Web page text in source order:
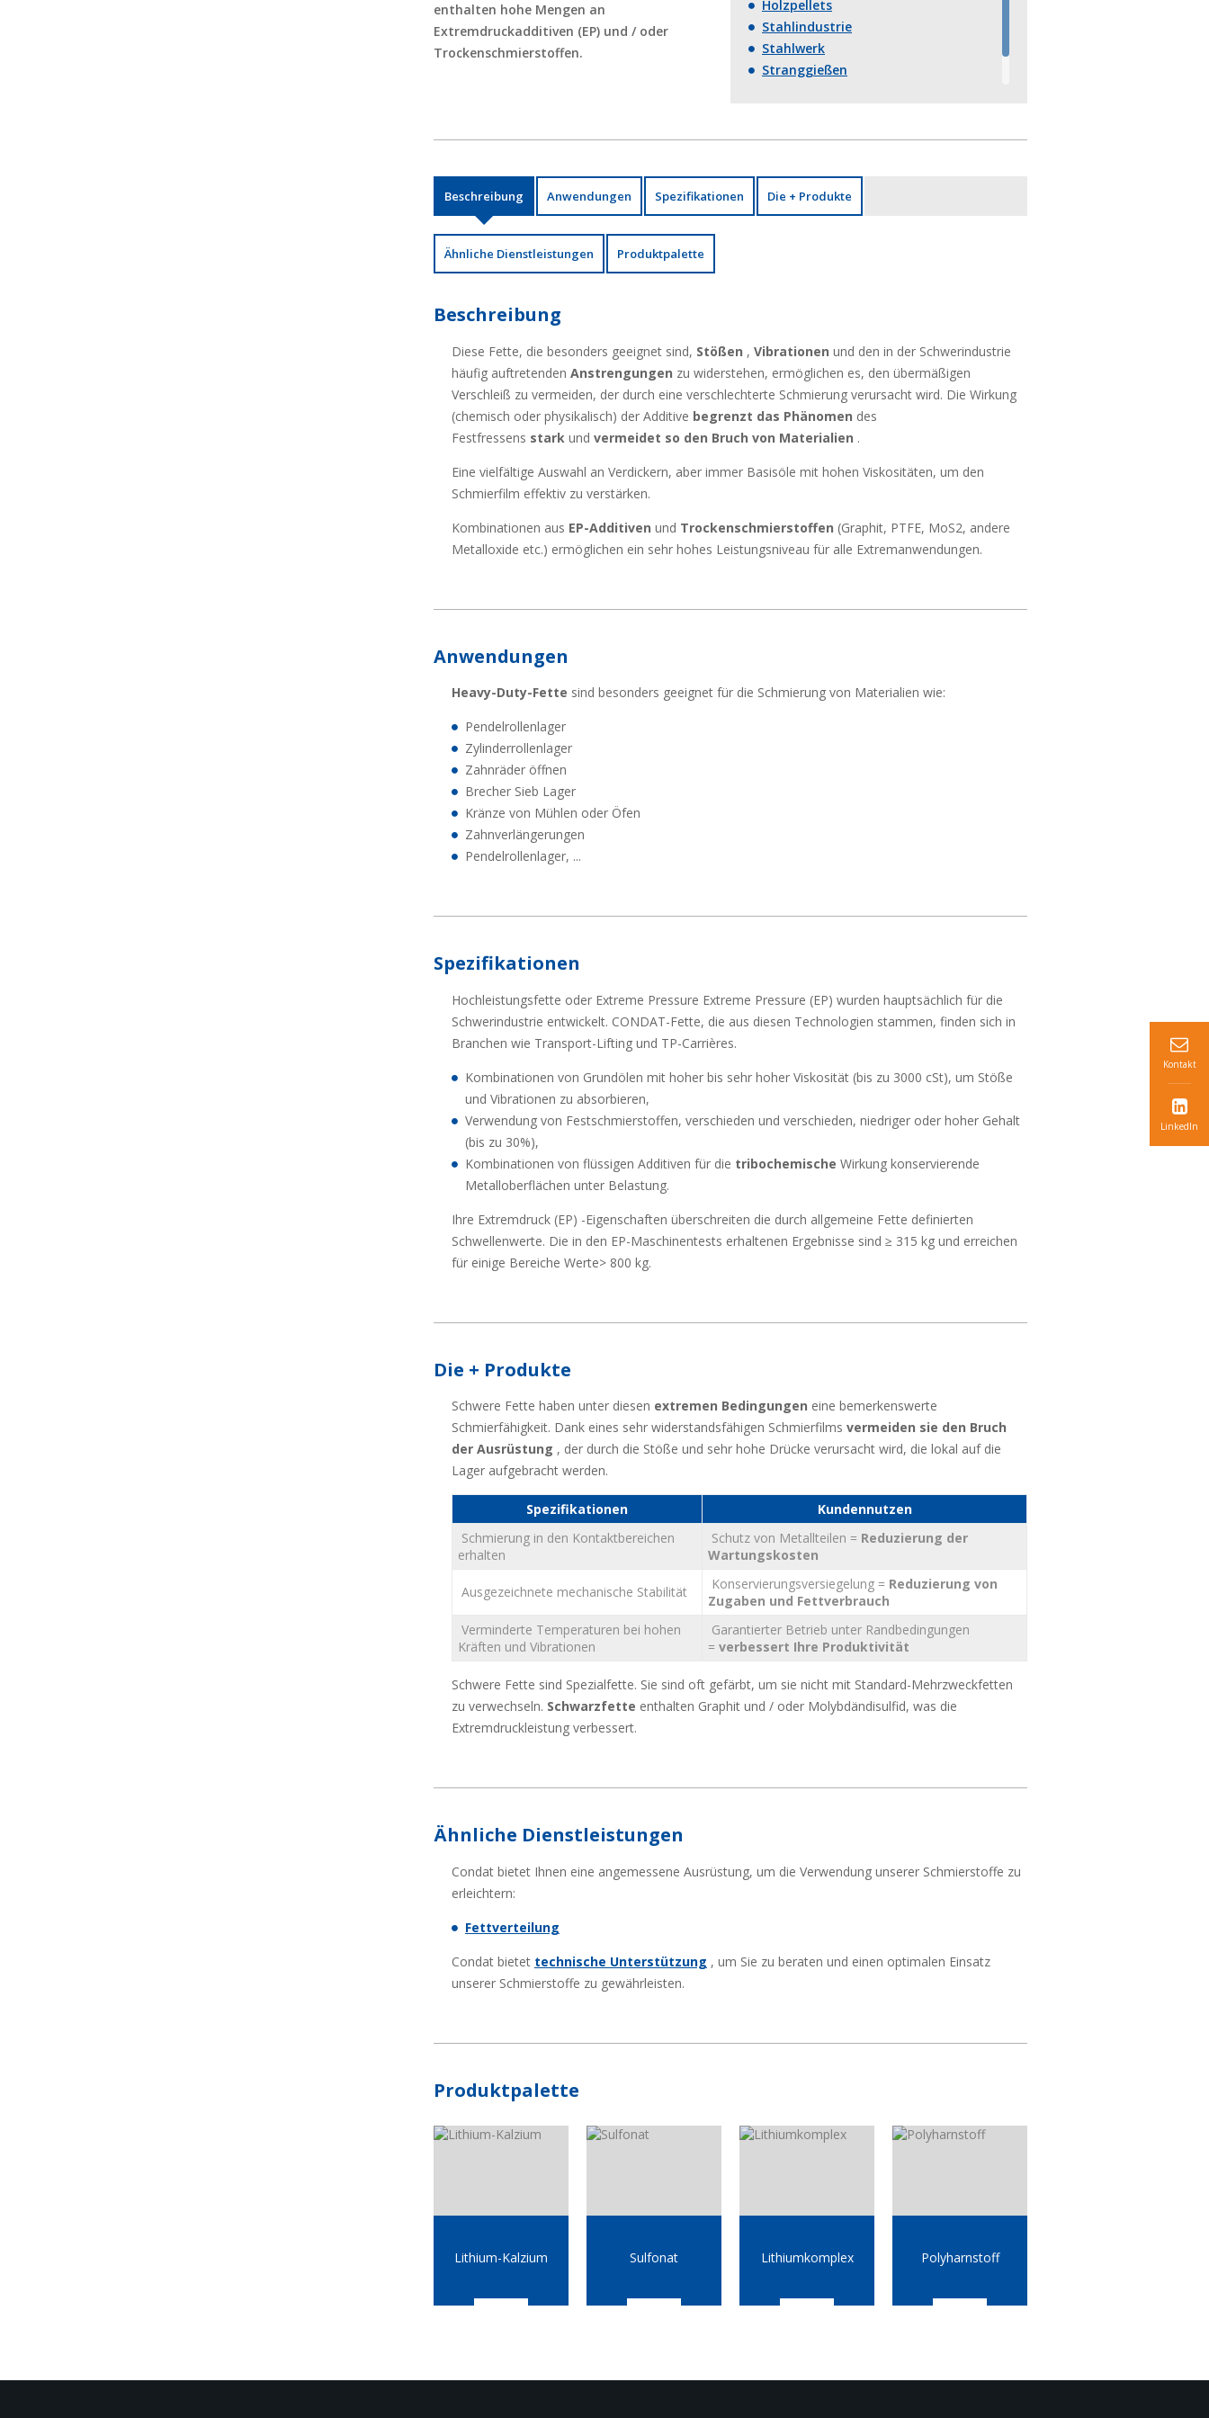
enthalten hohe Mengen an
Extremdruckadditiven (EP) und / oder
Trockenschmierstoffen.
Holzpellets
Stahlindustrie
Stahlwerk
Stranggießen
Beschreibung Anwendungen Spezifikationen Die + Produkte
Ähnliche Dienstleistungen Produktpalette
Beschreibung
Diese Fette, die besonders geeignet sind, Stößen , Vibrationen und den in der Schwerindustrie
häufig auftretenden Anstrengungen zu widerstehen, ermöglichen es, den übermäßigen
Verschleiß zu vermeiden, der durch eine verschlechterte Schmierung verursacht wird. Die Wirkung
(chemisch oder physikalisch) der Additive begrenzt das Phänomen des
Festfressens stark und vermeidet so den Bruch von Materialien .
Eine vielfältige Auswahl an Verdickern, aber immer Basisöle mit hohen Viskositäten, um den
Schmierfilm effektiv zu verstärken.
Kombinationen aus EP-Additiven und Trockenschmierstoffen (Graphit, PTFE, MoS2, andere
Metalloxide etc.) ermöglichen ein sehr hohes Leistungsniveau für alle Extremanwendungen.
Anwendungen
Heavy-Duty-Fette sind besonders geeignet für die Schmierung von Materialien wie:
Pendelrollenlager
Zylinderrollenlager
Zahnräder öffnen
Brecher Sieb Lager
Kränze von Mühlen oder Öfen
Zahnverlängerungen
Pendelrollenlager, ...
Spezifikationen
Hochleistungsfette oder Extreme Pressure Extreme Pressure (EP) wurden hauptsächlich für die
Schwerindustrie entwickelt. CONDAT-Fette, die aus diesen Technologien stammen, finden sich in
Branchen wie Transport-Lifting und TP-Carrières.
Kombinationen von Grundölen mit hoher bis sehr hoher Viskosität (bis zu 3000 cSt), um Stöße
und Vibrationen zu absorbieren,
Verwendung von Festschmierstoffen, verschieden und verschieden, niedriger oder hoher Gehalt
(bis zu 30%),
Kombinationen von flüssigen Additiven für die tribochemische Wirkung konservierende
Metalloberflächen unter Belastung.
Ihre Extremdruck (EP) -Eigenschaften überschreiten die durch allgemeine Fette definierten
Schwellenwerte. Die in den EP-Maschinentests erhaltenen Ergebnisse sind ≥ 315 kg und erreichen
für einige Bereiche Werte> 800 kg.
Die + Produkte
Schwere Fette haben unter diesen extremen Bedingungen eine bemerkenswerte
Schmierfähigkeit. Dank eines sehr widerstandsfähigen Schmierfilms vermeiden sie den Bruch
der Ausrüstung , der durch die Stöße und sehr hohe Drücke verursacht wird, die lokal auf die
Lager aufgebracht werden.
Spezifikationen
Kundennutzen
Schmierung in den Kontaktbereichen
erhalten
Schutz von Metallteilen = Reduzierung der
Wartungskosten
Ausgezeichnete mechanische Stabilität Konservierungsversiegelung = Reduzierung von
Zugaben und Fettverbrauch
Verminderte Temperaturen bei hohen
Kräften und Vibrationen
Garantierter Betrieb unter Randbedingungen
= verbessert Ihre Produktivität
Schwere Fette sind Spezialfette. Sie sind oft gefärbt, um sie nicht mit Standard-Mehrzweckfetten
zu verwechseln. Schwarzfette enthalten Graphit und / oder Molybdändisulfid, was die
Extremdruckleistung verbessert.
Ähnliche Dienstleistungen
Condat bietet Ihnen eine angemessene Ausrüstung, um die Verwendung unserer Schmierstoffe zu
erleichtern:
Fettverteilung
Condat bietet technische Unterstützung , um Sie zu beraten und einen optimalen Einsatz
unserer Schmierstoffe zu gewährleisten.
Produktpalette
Lithium-Kalzium Sulfonat Lithiumkomplex Polyharnstoff
Kontakt
LinkedIn